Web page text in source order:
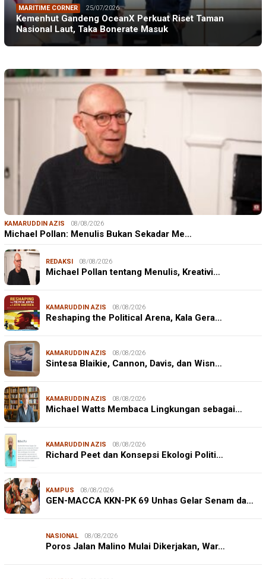
MARITIME CORNER 25/07/2026
Kemenhut Gandeng OceanX Perkuat Riset Taman
Nasional Laut, Taka Bonerate Masuk
KAMARUDDIN AZIS 08/08/2026
Michael Pollan: Menulis Bukan Sekadar Me…
REDAKSI 08/08/2026
Michael Pollan tentang Menulis, Kreativi…
KAMARUDDIN AZIS 08/08/2026
Reshaping the Political Arena, Kala Gera…
KAMARUDDIN AZIS 08/08/2026
Sintesa Blaikie, Cannon, Davis, dan Wisn…
KAMARUDDIN AZIS 08/08/2026
Michael Watts Membaca Lingkungan sebagai…
KAMARUDDIN AZIS 08/08/2026
Richard Peet dan Konsepsi Ekologi Politi…
KAMPUS 08/08/2026
GEN-MACCA KKN-PK 69 Unhas Gelar Senam da…
NASIONAL 08/08/2026
Poros Jalan Malino Mulai Dikerjakan, War…